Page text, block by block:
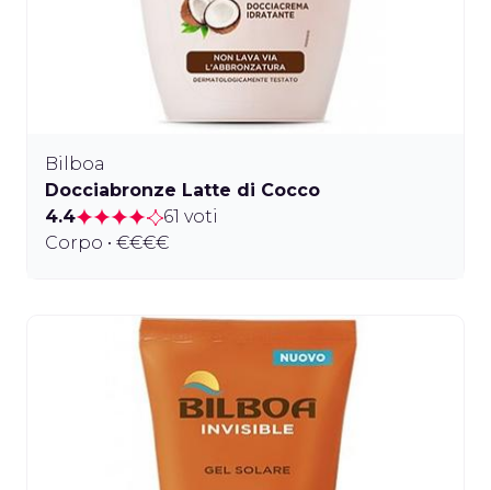
Bilboa
Docciabronze Latte di Cocco
4.4
61 voti
Corpo • €€€€